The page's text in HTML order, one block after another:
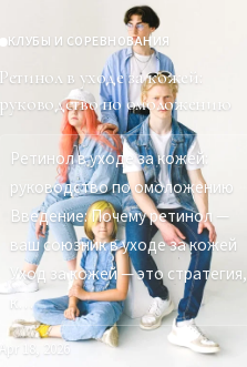
КЛУБЫ И СОРЕВНОВАНИЯ
Ретинол в уходе за кожей:
руководство по омоложению
Ретинол в уходе за кожей:
руководство по омоложению
Введение: Почему ретинол —
ваш союзник в уходе за кожей
Уход за кожей — это стратегия,
к…
Apr 18, 2026